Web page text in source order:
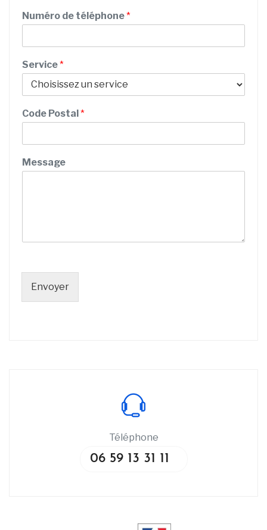
n
u
o
Numéro de téléphone*
Service*
Code Postal*
Message
Envoyer
Téléphone
06 59 13 31 11